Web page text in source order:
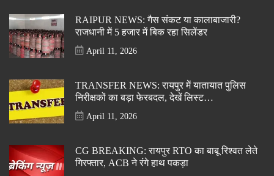
RAIPUR NEWS: गैस संकट या कालाबाजारी?
राजधानी में 5 हजार में बिक रहा सिलेंडर
April 11, 2026
TRANSFER NEWS: रायपुर में यातायात पुलिस
निरीक्षकों का बड़ा फेरबदल, देखें लिस्ट…
April 11, 2026
CG BREAKING: रायपुर RTO का बाबू रिश्वत लेते
गिरफ्तार, ACB ने रंगे हाथ पकड़ा